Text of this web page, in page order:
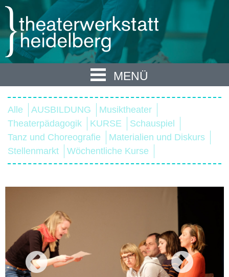
MENÜ
Alle AUSBILDUNG
Musiktheater
Theaterpädagogik
KURSE
Schauspiel
Tanz und Choreografie
Materialien und Diskurs
Stellenmarkt
Wöchentliche Kurse
prev next